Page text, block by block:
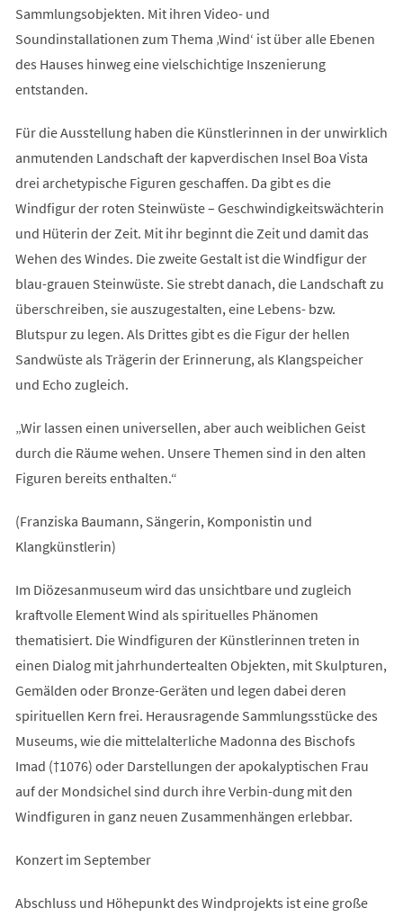
Sammlungsobjekten. Mit ihren Video- und
Soundinstallationen zum Thema ‚Wind‘ ist über alle Ebenen
des Hauses hinweg eine vielschichtige Inszenierung
entstanden.
Für die Ausstellung haben die Künstlerinnen in der unwirklich
anmutenden Landschaft der kapverdischen Insel Boa Vista
drei archetypische Figuren geschaffen. Da gibt es die
Windfigur der roten Steinwüste – Geschwindigkeitswächterin
und Hüterin der Zeit. Mit ihr beginnt die Zeit und damit das
Wehen des Windes. Die zweite Gestalt ist die Windfigur der
blau-grauen Steinwüste. Sie strebt danach, die Landschaft zu
überschreiben, sie auszugestalten, eine Lebens- bzw.
Blutspur zu legen. Als Drittes gibt es die Figur der hellen
Sandwüste als Trägerin der Erinnerung, als Klangspeicher
und Echo zugleich.
„Wir lassen einen universellen, aber auch weiblichen Geist
durch die Räume wehen. Unsere Themen sind in den alten
Figuren bereits enthalten.“
(Franziska Baumann, Sängerin, Komponistin und
Klangkünstlerin)
Im Diözesanmuseum wird das unsichtbare und zugleich
kraftvolle Element Wind als spirituelles Phänomen
thematisiert. Die Windfiguren der Künstlerinnen treten in
einen Dialog mit jahrhundertealten Objekten, mit Skulpturen,
Gemälden oder Bronze-Geräten und legen dabei deren
spirituellen Kern frei. Herausragende Sammlungsstücke des
Museums, wie die mittelalterliche Madonna des Bischofs
Imad (†1076) oder Darstellungen der apokalyptischen Frau
auf der Mondsichel sind durch ihre Verbin-dung mit den
Windfiguren in ganz neuen Zusammenhängen erlebbar.
Konzert im September
Abschluss und Höhepunkt des Windprojekts ist eine große